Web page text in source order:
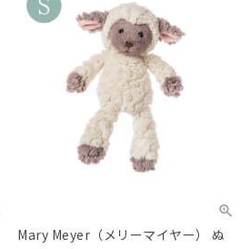
Mary Meyer（メリーマイヤー） ぬ